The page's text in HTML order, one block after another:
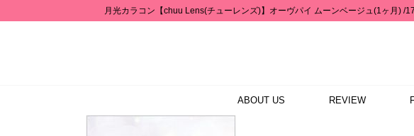
月光カラコン【chuu Lens(チューレンズ)】オーヴパイ ムーンベージュ(1ヶ月) /
ABOUT US REVIEW